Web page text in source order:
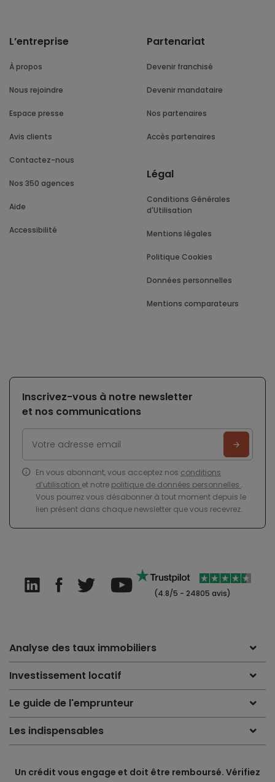
L’entreprise
À propos
Nous rejoindre
Espace presse
Avis clients
Contactez-nous
Nos 350 agences
Aide
Accessibilité
Partenariat
Devenir franchisé
Devenir mandataire
Nos partenaires
Accès partenaires
Légal
Conditions Générales
d'Utilisation
Mentions légales
Politique Cookies
Données personnelles
Mentions comparateurs
Inscrivez-vous à notre newsletter
et nos communications
En vous abonnant, vous acceptez nos conditions
d’utilisation et notre politique de données personnelles .
Vous pourrez vous désabonner à tout moment depuis le
lien présent dans chaque newsletter que vous recevrez.
(4.8/5 - 24805 avis)
Analyse des taux immobiliers
Investissement locatif
Le guide de l'emprunteur
Les indispensables
Un crédit vous engage et doit être remboursé. Vérifiez